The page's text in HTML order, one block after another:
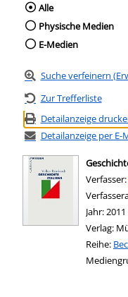
Wählen Sie
Alle
Physische Medien
E-Medien
Suche verfeinern
Zur Trefferliste
Detailanzeige
Detailanzeige per E-
Verfasser:
Jahr:2011
Verlag:
Reihe: